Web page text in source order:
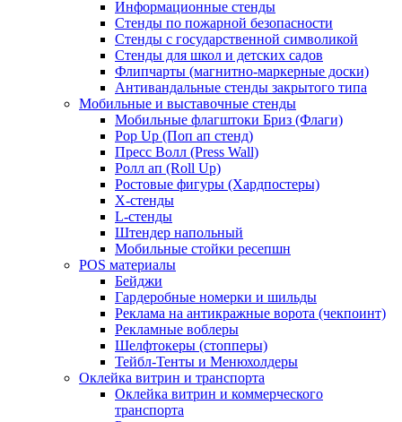
Информационные стенды
Стенды по пожарной безопасности
Стенды с государственной символикой
Стенды для школ и детских садов
Флипчарты (магнитно-маркерные доски)
Антивандальные стенды закрытого типа
Мобильные и выставочные стенды
Мобильные флагштоки Бриз (Флаги)
Pop Up (Поп ап стенд)
Пресс Волл (Press Wall)
Ролл ап (Roll Up)
Ростовые фигуры (Хардпостеры)
X-стенды
L-стенды
Штендер напольный
Мобильные стойки ресепшн
POS материалы
Бейджи
Гардеробные номерки и шильды
Реклама на антикражные ворота (чекпоинт)
Рекламные воблеры
Шелфтокеры (стопперы)
Тейбл-Тенты и Менюхолдеры
Оклейка витрин и транспорта
Оклейка витрин и коммерческого
транспорта